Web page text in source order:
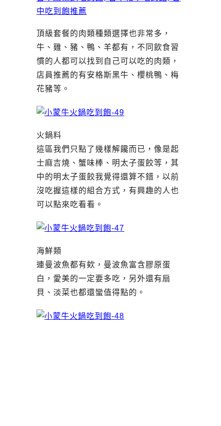
頂級套餐的肉類種類選擇也非常多，
牛、雞、豬、鴨、羊都有，不同飲食習
慣的人都可以找到自己可以吃的肉類，
店員推薦的有安格斯黑牛、櫻桃鴨、梅
花豬等。
火鍋料
這區我們只點了幾樣解饞而已，像是起
士麻吉燒、蟹味棒、明太子蛋餃等，其
中的明太子蛋餃我覺得還算不錯，以前
沒吃握這樣的組合方式，有興趣的人也
可以點來吃看看。
海鮮類
連曼波魚都有欸，曼波魚富含膠原蛋
白，愛美的一定要多吃，另外還有扇
貝、淡菜也都還蠻值得點的。